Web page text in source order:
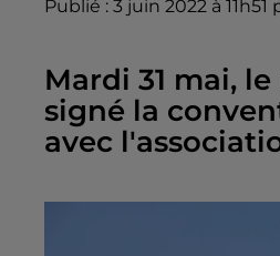
Publié : 3 juin 2022 à
Mardi 31 mai,
signé la